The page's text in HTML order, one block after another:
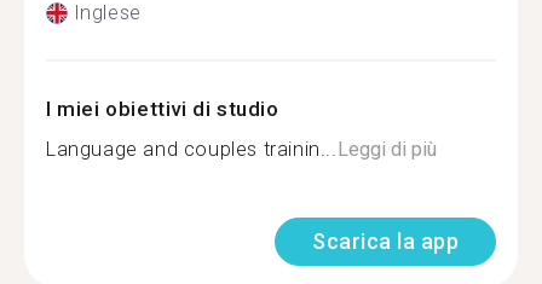
Inglese
I miei obiettivi di studio
Language and couples trainin...Leggi di più
Scarica la app